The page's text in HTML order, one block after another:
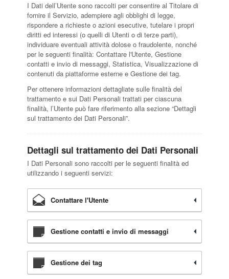
I Dati dell’Utente sono raccolti per consentire al Titolare di
fornire il Servizio, adempiere agli obblighi di legge,
rispondere a richieste o azioni esecutive, tutelare i propri
diritti ed interessi (o quelli di Utenti o di terze parti),
individuare eventuali attività dolose o fraudolente, nonché
per le seguenti finalità: Contattare l'Utente, Gestione
contatti e invio di messaggi, Statistica, Visualizzazione di
contenuti da piattaforme esterne e Gestione dei tag.
Per ottenere informazioni dettagliate sulle finalità del
trattamento e sui Dati Personali trattati per ciascuna
finalità, l’Utente può fare riferimento alla sezione “Dettagli
sul trattamento dei Dati Personali”.
Dettagli sul trattamento dei Dati Personali
I Dati Personali sono raccolti per le seguenti finalità ed
utilizzando i seguenti servizi:
Contattare l'Utente
Gestione contatti e invio di messaggi
Gestione dei tag